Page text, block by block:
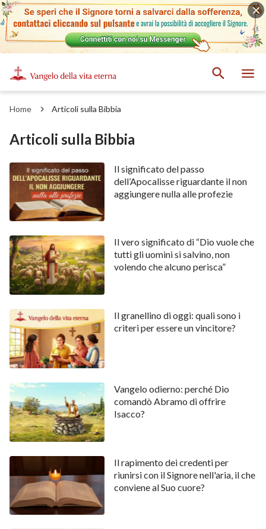
Home Articoli sulla Bibbia
Articoli sulla Bibbia
Il significato del passo
dell’Apocalisse riguardante il non
aggiungere nulla alle profezie
Il vero significato di “Dio vuole che
tutti gli uomini si salvino, non
volendo che alcuno perisca”
Il granellino di oggi: quali sono i
criteri per essere un vincitore?
Vangelo odierno: perché Dio
comandò Abramo di offrire
Isacco?
Il rapimento dei credenti per
riunirsi con il Signore nell'aria, il che
conviene al Suo cuore?